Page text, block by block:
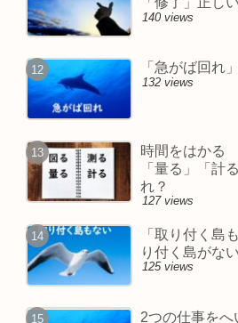
140 views
「急がば回れ
132 views
時間をはかる
「量る」「計
れ？
127 views
「取り付く島
り付く島がな
125 views
2つの仕事を